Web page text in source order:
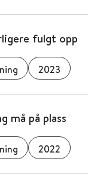
fulgt opp
2023
må på plass
2022